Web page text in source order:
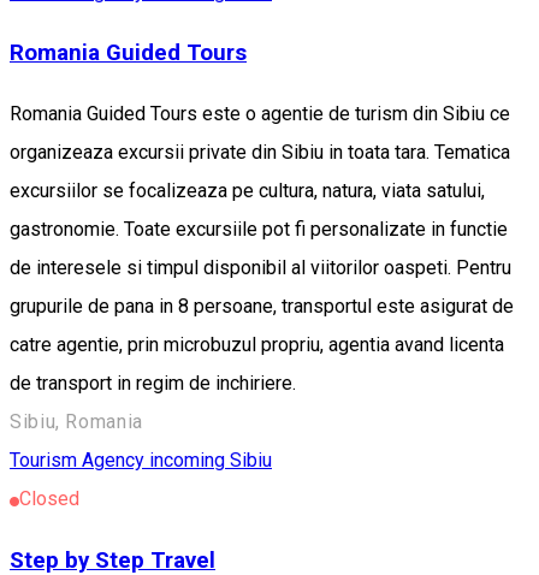
Romania Guided Tours
Romania Guided Tours este o agentie de turism din Sibiu ce
organizeaza excursii private din Sibiu in toata tara. Tematica
excursiilor se focalizeaza pe cultura, natura, viata satului,
gastronomie. Toate excursiile pot fi personalizate in functie
de interesele si timpul disponibil al viitorilor oaspeti. Pentru
grupurile de pana in 8 persoane, transportul este asigurat de
catre agentie, prin microbuzul propriu, agentia avand licenta
de transport in regim de inchiriere.
Sibiu, Romania
Tourism Agency incoming Sibiu
Closed
Step by Step Travel